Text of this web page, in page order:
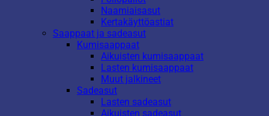
Naamiaisasut
Kertakäyttöastiat
Saappaat ja sadeasut
Kumisaappaat
Aikuisten kumisaappaat
Lasten kumisaappaat
Muut jalkineet
Sadeasut
Lasten sadeasut
Aikuisten sadeasut